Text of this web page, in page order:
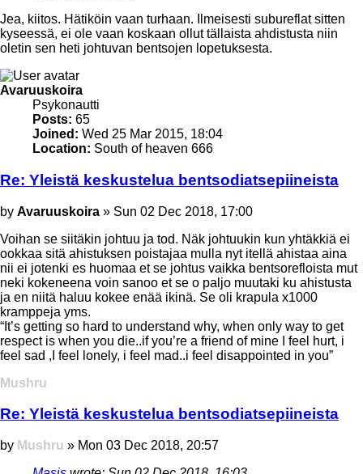
Jea, kiitos. Hätiköin vaan turhaan. Ilmeisesti subureflat sitten
kyseessä, ei ole vaan koskaan ollut tällaista ahdistusta niin
oletin sen heti johtuvan bentsojen lopetuksesta.
Avaruuskoira
Psykonautti
Posts: 65
Joined: Wed 25 Mar 2015, 18:04
Location: South of heaven 666
Re: Yleistä keskustelua bentsodiatsepiineista
Post
by Avaruuskoira » Sun 02 Dec 2018, 17:00
Voihan se siitäkin johtuu ja tod. Näk johtuukin kun yhtäkkiä ei
ookkaa sitä ahistuksen poistajaa mulla nyt itellä ahistaa aina
nii ei jotenki es huomaa et se johtus vaikka bentsorefloista mut
neki kokeneena voin sanoo et se o paljo muutaki ku ahistusta
ja en niitä haluu kokee enää ikinä. Se oli krapula x1000
kramppeja yms.
“It’s getting so hard to understand why, when only way to get
respect is when you die..if you’re a friend of mine I feel hurt, i
feel sad ,I feel lonely, i feel mad..i feel disappointed in you”
Mushru
Re: Yleistä keskustelua bentsodiatsepiineista
Post
by Mushru » Mon 03 Dec 2018, 20:57